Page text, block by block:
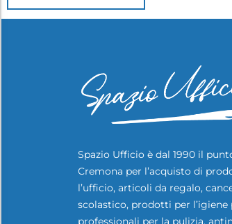
Spazio Ufficio è dal 1990 il
Cremona per l’acquisto di
l’ufficio, articoli da regalo,
scolastico, prodotti per
professionali per la pulizia,